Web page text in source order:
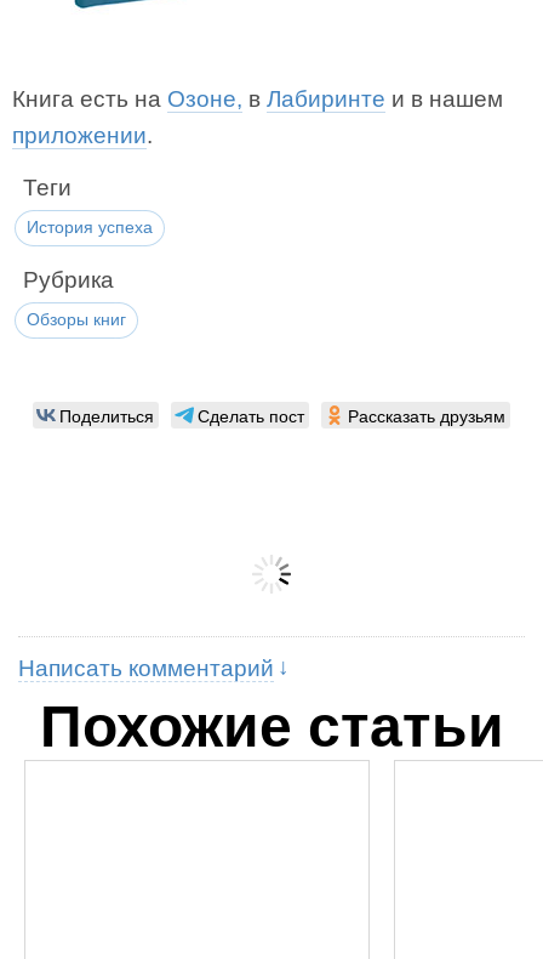
Книга есть на Озоне, в Лабиринте и в нашем
приложении.
Теги
История успеха
Рубрика
Обзоры книг
Поделиться Сделать пост Рассказать друзьям
Написать комментарий
Похожие статьи